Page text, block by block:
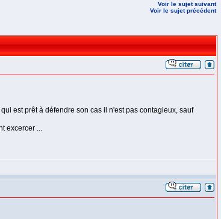
Voir le sujet suivant
Voir le sujet précédent
est prêt à défendre son cas il n'est pas contagieux, sauf
excercer ...